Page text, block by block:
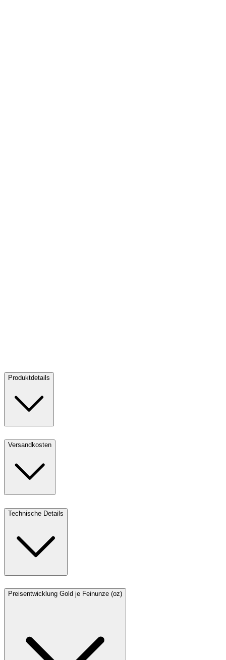
Produktdetails
Versandkosten
Technische Details
Preisentwicklung Gold je Feinunze (oz)